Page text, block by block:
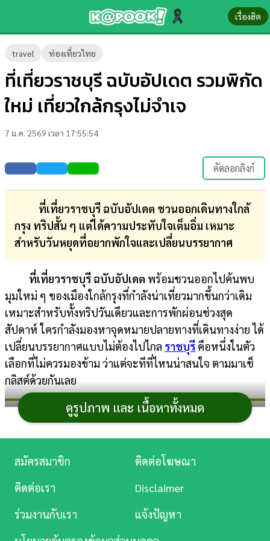
เรื่องฮิต
travel ท่องเที่ยวไทย
ที่เที่ยวราชบุรี ฉบับอัปเดต รวมพิกัด
ใหม่ เที่ยวใกล้กรุงไม่จำเจ
7 ม.ค. 2569 เวลา 17:55:54
คัดลอกลิงก์
ที่เที่ยวราชบุรี ฉบับอัปเดต ชวนออกเดินทางใกล้
กรุง ทริปสั้น ๆ แต่ได้ความประทับใจเต็มอิ่ม เหมาะ
สำหรับวันหยุดที่อยากพักใจและเปลี่ยนบรรยากาศ
ที่เที่ยวราชบุรี ฉบับอัปเดต พร้อมชวนออกไปค้นพบ
มุมใหม่ ๆ ของเมืองใกล้กรุงที่กำลังน่าเที่ยวมากขึ้นกว่าเดิม
เหมาะสำหรับทั้งทริปวันเดียวและการพักผ่อนช่วงสุด
สัปดาห์ ใครกำลังมองหาจุดหมายปลายทางที่เดินทางง่าย ได้
เปลี่ยนบรรยากาศแบบไม่ต้องไปไกล ราชบุรี คือหนึ่งในตัว
เลือกที่ไม่ควรมองข้าม ว่าแต่จะทีที่ไหนน่าสนใจ ตามมาเช็
กลิสต์ด้วยกันเลย
ที่เที่ยวราชบุรี ฉบับอัปเดต
1. เขาแร้ง
ความสงบและวิวมุมสูง จุดเด่นคือทัศนียภาพของภูเขาและ
ผืนป่าสีเขียวที่โอบล้อมรอบด้าน บรรยากาศเงียบสบาย
ดูรูปภาพ และ เนื้อหาทั้งหมด
ข่าว-
ความ
รู้
บันเทิง
ตรวจ
ผล
บอล
สด
การ
เงิน
การ
ศึกษา
บันเทิง
ดู
Music
สมัครสมาชิก
ติดต่อโฆษณา
ติดต่อเรา
Disclaimer
ร่วมงานกับเรา
แจ้งปัญหา